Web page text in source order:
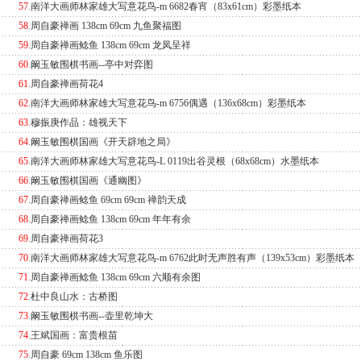
57.南洋大画师林家雄大写意花鸟-m 6682春宵（83x61cm）彩墨纸本
58.周自豪禅画 138cm 69cm 九鱼聚福图
59.周自豪禅画鲶鱼 138cm 69cm 龙凤呈祥
60.阚玉敏围棋书画--亭中对弈图
61.周自豪禅画荷花4
62.南洋大画师林家雄大写意花鸟-m 6756偶遇（136x68cm）彩墨纸本
63.穆振庚作品：雄视天下
64.阚玉敏围棋国画《开天辟地之局》
65.南洋大画师林家雄大写意花鸟-L 0119出谷灵根（68x68cm）水墨纸本
66.阚玉敏围棋国画《通幽图》
67.周自豪禅画鲶鱼 69cm 69cm 禅韵天成
68.周自豪禅画鲶鱼 138cm 69cm 年年有余
69.周自豪禅画荷花3
70.南洋大画师林家雄大写意花鸟-m 6762此时无声胜有声（139x53cm）彩墨纸本
71.周自豪禅画鲶鱼 138cm 69cm 六顺有余图
72.杜中良山水：古桥图
73.阚玉敏围棋书画--壶里乾坤大
74.王斌国画：富贵根苗
75.周自豪 69cm 138cm 鱼乐图